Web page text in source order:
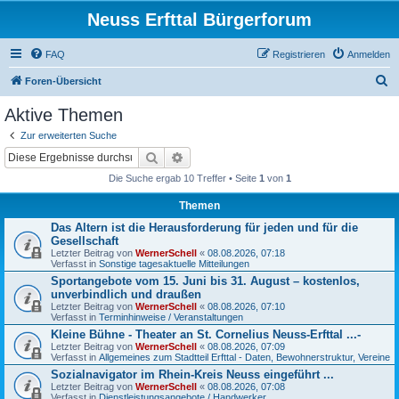
Neuss Erfttal Bürgerforum
FAQ Anmelden
Registrieren
Foren-Übersicht
Aktive Themen
Zur erweiterten Suche
Suche
Die Suche ergab 10 Treffer • Seite 1 von 1
Themen
Das Altern ist die Herausforderung für jeden und für die
Gesellschaft
Letzter Beitrag von WernerSchell « 08.08.2026, 07:18
Verfasst in Sonstige tagesaktuelle Mitteilungen
Sportangebote vom 15. Juni bis 31. August – kostenlos,
unverbindlich und draußen
Letzter Beitrag von WernerSchell « 08.08.2026, 07:10
Verfasst in Terminhinweise / Veranstaltungen
Kleine Bühne - Theater an St. Cornelius Neuss-Erfttal ...-
Letzter Beitrag von WernerSchell « 08.08.2026, 07:09
Verfasst in Allgemeines zum Stadtteil Erfttal - Daten, Bewohnerstruktur, Vereine
Sozialnavigator im Rhein-Kreis Neuss eingeführt ...
Letzter Beitrag von WernerSchell « 08.08.2026, 07:08
Verfasst in Dienstleistungsangebote / Handwerker